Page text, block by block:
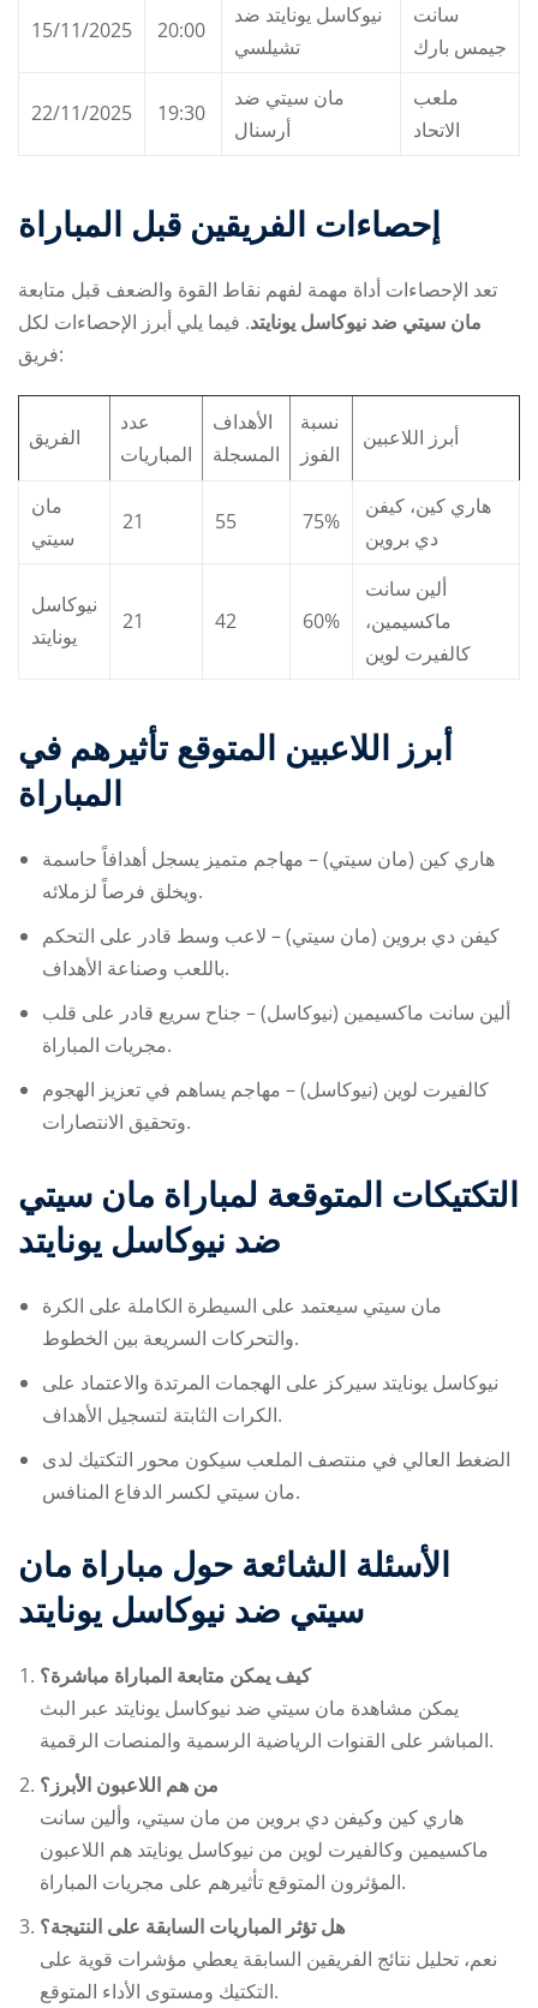
15/11/2025 20:00
نيوكاسل يونايتد ضد
تشيلسي
سانت
جيمس بارك
22/11/2025 19:30
مان سيتي ضد
أرسنال
ملعب
الاتحاد
إحصاءات الفريقين قبل المباراة
تعد الإحصاءات أداة مهمة لفهم نقاط القوة والضعف قبل متابعة
مان سيتي ضد نيوكاسل يونايتد. فيما يلي أبرز الإحصاءات لكل
فريق:
الفريق
عدد
المباريات
الأهداف
المسجلة
نسبة
الفوز
أبرز اللاعبين
مان
سيتي
21 55 75%
هاري كين، كيفن
دي بروين
نيوكاسل
يونايتد
21 42 60%
ألين سانت
ماكسيمين،
كالفيرت لوين
أبرز اللاعبين المتوقع تأثيرهم في
المباراة
هاري كين (مان سيتي) – مهاجم متميز يسجل أهدافاً حاسمة
ويخلق فرصاً لزملائه.
كيفن دي بروين (مان سيتي) – لاعب وسط قادر على التحكم
باللعب وصناعة الأهداف.
ألين سانت ماكسيمين (نيوكاسل) – جناح سريع قادر على قلب
مجريات المباراة.
كالفيرت لوين (نيوكاسل) – مهاجم يساهم في تعزيز الهجوم
وتحقيق الانتصارات.
التكتيكات المتوقعة لمباراة مان سيتي
ضد نيوكاسل يونايتد
مان سيتي سيعتمد على السيطرة الكاملة على الكرة
والتحركات السريعة بين الخطوط.
نيوكاسل يونايتد سيركز على الهجمات المرتدة والاعتماد على
الكرات الثابتة لتسجيل الأهداف.
الضغط العالي في منتصف الملعب سيكون محور التكتيك لدى
مان سيتي لكسر الدفاع المنافس.
الأسئلة الشائعة حول مباراة مان
سيتي ضد نيوكاسل يونايتد
كيف يمكن متابعة المباراة مباشرة؟
يمكن مشاهدة مان سيتي ضد نيوكاسل يونايتد عبر البث
المباشر على القنوات الرياضية الرسمية والمنصات الرقمية.
من هم اللاعبون الأبرز؟
هاري كين وكيفن دي بروين من مان سيتي، وألين سانت
ماكسيمين وكالفيرت لوين من نيوكاسل يونايتد هم اللاعبون
المؤثرون المتوقع تأثيرهم على مجريات المباراة.
هل تؤثر المباريات السابقة على النتيجة؟
نعم، تحليل نتائج الفريقين السابقة يعطي مؤشرات قوية على
التكتيك ومستوى الأداء المتوقع.